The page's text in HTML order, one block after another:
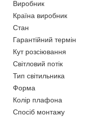
Виробник
Країна виробник
Стан
Гарантійний термін
Кут розсіювання
Світловий потік
Тип світильника
Форма
Колір плафона
Спосіб монтажу